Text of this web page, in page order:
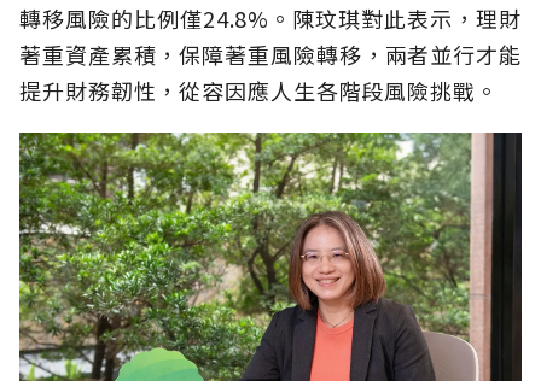
轉移風險的比例僅24.8%。陳玟琪對此表示，理財
著重資產累積，保障著重風險轉移，兩者並行才能
提升財務韌性，從容因應人生各階段風險挑戰。